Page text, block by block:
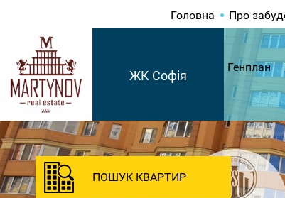
Головна Про
ЖК Софія
Генплан
ПОШУК КВАРТИР